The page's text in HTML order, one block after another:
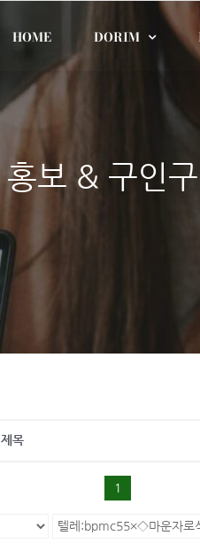
HOME DORIM
홍보 & 구인
제목
1